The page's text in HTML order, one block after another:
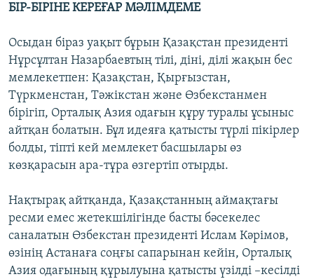
БІР-БІРІНЕ КЕРЕҒАР МӘЛІМДЕМЕ
Осыдан біраз уақыт бұрын Қазақстан президенті
Нұрсұлтан Назарбаевтың тілі, діні, ділі жақын бес
мемлекетпен: Қазақстан, Қырғызстан,
Түркменстан, Тәжікстан және Өзбекстанмен
бірігіп, Орталық Азия одағын құру туралы ұсыныс
айтқан болатын. Бұл идеяға қатысты түрлі пікірлер
болды, тіпті кей мемлекет басшылары өз
көзқарасын ара-тұра өзгертіп отырды.
Нақтырақ айтқанда, Қазақстанның аймақтағы
ресми емес жетекшілігінде басты бәсекелес
саналатын Өзбекстан президенті Ислам Кәрімов,
өзінің Астанаға соңғы сапарынан кейін, Орталық
Азия одағының құрылуына қатысты үзілді –кесілді